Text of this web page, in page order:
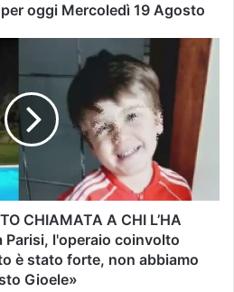
oggi Mercoledì 19 Agosto
CHIAMATA A CHI L’HA
Parisi, l'operaio coinvolto
è stato forte, non abbiamo
Gioele»